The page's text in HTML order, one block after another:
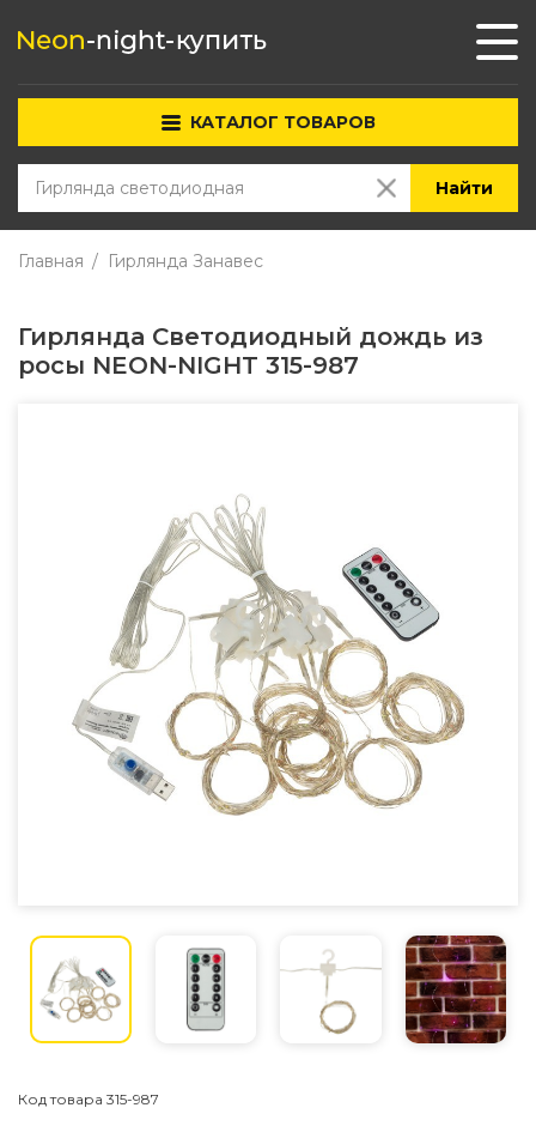
КАТАЛОГ ТОВАРОВ
Найти
Главная Гирлянда Занавес
Гирлянда Светодиодный дождь из
росы NEON-NIGHT 315-987
Код товара 315-987